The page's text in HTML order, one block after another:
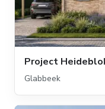
Project
Glabbeek